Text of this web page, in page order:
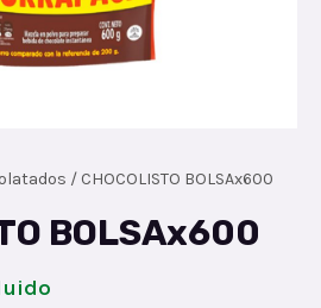
/ CHOCOLISTO BOLSAx600
BOLSAx600